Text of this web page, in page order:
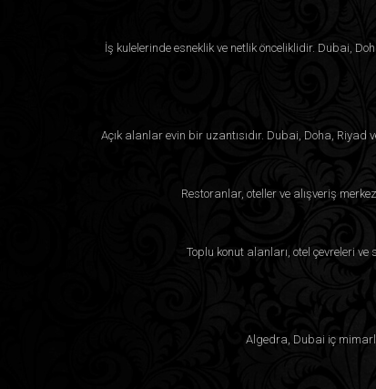
İş kulelerinde esneklik ve netlik önceliklidir. Dubai,
Açık alanlar evin bir uzantısıdır. Dubai, Doha,
Restoranlar, oteller ve alışveriş
Toplu konut alanları, otel çevreleri
Algedra, Dubai iç